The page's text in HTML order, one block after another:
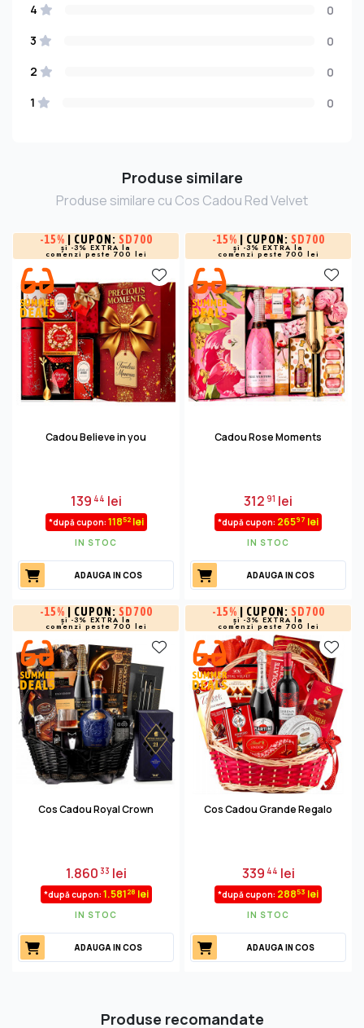
4
0
3
0
2
0
1
0
Produse similare
Produse similare cu Cos Cadou Red Velvet
-15% | CUPON: SD700
și -3% EXTRA la
comenzi peste 700 lei
Cadou Believe in you
139 44 lei
*după cupon: 11852lei
IN STOC
ADAUGA IN COS
-15% | CUPON: SD700
și -3% EXTRA la
comenzi peste 700 lei
Cadou Rose Moments
31291 lei
*după cupon: 26597 lei
IN STOC
ADAUGA IN COS
-15% | CUPON: SD700
și -3% EXTRA la
comenzi peste 700 lei
Cos Cadou Royal Crown
1.860 33 lei
*după cupon: 1.58128 lei
IN STOC
ADAUGA IN COS
-15% | CUPON: SD700
și -3% EXTRA la
comenzi peste 700 lei
Cos Cadou Grande Regalo
339 44 lei
*după cupon: 28853 lei
IN STOC
ADAUGA IN COS
Produse recomandate